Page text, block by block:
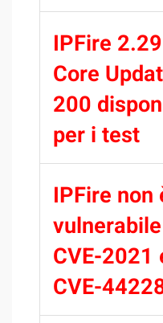
IPFire
Core
200
per i test
IPFire non
CVE-2021
CVE-